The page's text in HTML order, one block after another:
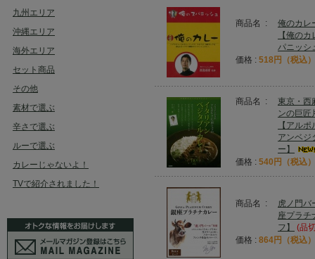
九州エリア
沖縄エリア
海外エリア
セット商品
その他
素材で選ぶ
辛さで選ぶ
ルーで選ぶ
カレーじゃないよ！
TVで紹介されました！
商品名 :
俺のカレ
【俺の
パニッシ
価格 : 518円（税込）
商品名 :
東京・西
ンの巨匠
【アル
アンベジ
ー】
価格 : 540円（税込）
商品名 :
虎ノ門バ
座プラチ
フ】
(品
価格 : 864円（税込）